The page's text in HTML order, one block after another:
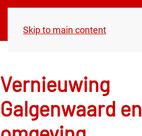
Skip to main contentGalgenwaard
Vernieuwing
Galgenwaard en